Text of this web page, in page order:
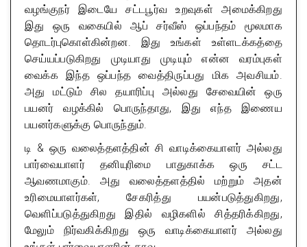
வழங்குநர் இடையே சட்டபூர்வ உறவுகள் அமைக்கிறது
இது ஒரு வகையில் ஆப் சர்வீஸ் ஒப்பந்தம் மூலமாக
தொடர்புகொள்கின்றன. இது உங்கள் உள்ளடக்கத்தை
செய்யப்படுகிறது முடியாது முடியும் என்ன வரம்புகள்
வைக்க இந்த ஒப்பந்த வைத்திருப்பது மிக அவசியம்.
அது மட்டும் சில தயாரிப்பு அல்லது சேவையின் ஒரு
பயனர் வழக்கில் பொருந்தாது, இது எந்த இணைய
பயனர்களுக்கு பொருந்தும்.
டி & ஒரு வலைத்தளத்தின் சி வாடிக்கையாளர் அல்லது
பார்வையாளர் தனியுரிமை பாதுகாக்க ஒரு சட்ட
ஆவணமாகும். அது வலைத்தளத்தில் மற்றும் அதன்
உரிமையாளர்கள், சேகரித்து பயன்படுத்துகிறது,
வெளிப்படுத்துகிறது இதில் வழிகளில் சித்தரிக்கிறது,
மேலும் நிர்வகிக்கிறது ஒரு வாடிக்கையாளர் அல்லது